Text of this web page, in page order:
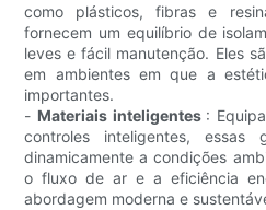
como plásticos, fibras e
fornecem um equilíbrio de
leves e fácil manutenção. Eles
em ambientes em que a
importantes.
- Materiais inteligentes :
controles inteligentes, essas
dinamicamente a condições
o fluxo de ar e a eficiência
abordagem moderna e